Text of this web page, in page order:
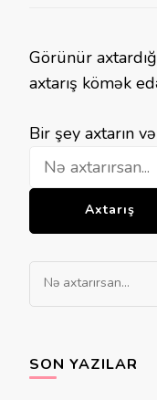
Görünür
axtarış kömək
Bir
şey
axtarırsınız?
Bir şey axtarın
Bir
şey
SON YAZILAR